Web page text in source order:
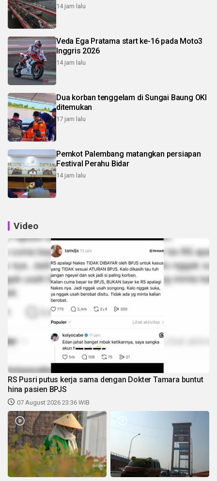
14 jam lalu
Veda Ega Pratama start ke-16 pada Moto3
Inggris 2026
14 jam lalu
Dua korban tenggelam di Sungai Baung OKI
ditemukan
17 jam lalu
Pemkot Palembang matangkan persiapan
Festival Perahu Bidar
14 jam lalu
Video
RS Pusri putus kerja sama dengan Dokter Tamara buntut
hina pasien BPJS
07 August 2026 23:36 WIB